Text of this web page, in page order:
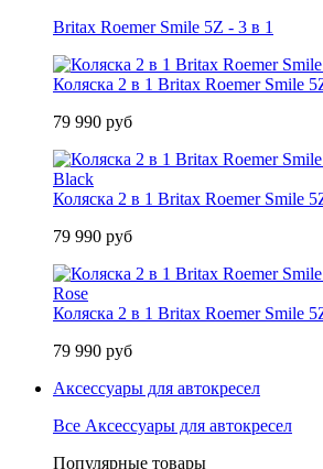
Britax Roemer Smile 5Z - 3 в 1
Коляска 2 в 1 Britax Roemer Smile
79 990 руб
Коляска 2 в 1 Britax Roemer Smile
79 990 руб
Коляска 2 в 1 Britax Roemer Smile
79 990 руб
Аксессуары для автокресел
Все Аксессуары для автокресел
Популярные товары